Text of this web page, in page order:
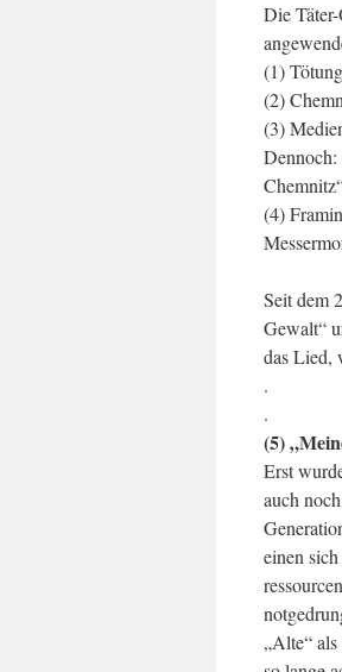
Die
(1)
(2)
(3)
Dennoch:
(4)
Seit dem
Gewalt“
das Lied,
.
.
(5)
Erst
auch
einen
„Alte“